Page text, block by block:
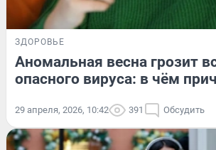
ЗДОРОВЬЕ
Аномальная весна грозит
опасного вируса: в чём
29 апреля, 2026, 10:42 391 Обсудить